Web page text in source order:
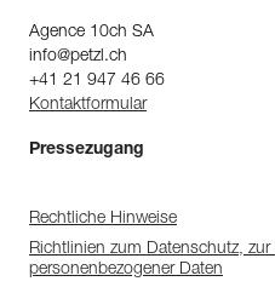
Agence 10ch SA
info@petzl.ch
+41 21 947 46 66
Kontaktformular
Pressezugang
Rechtliche Hinweise
Richtlinien zum Datenschutz, zur
personenbezogener Daten